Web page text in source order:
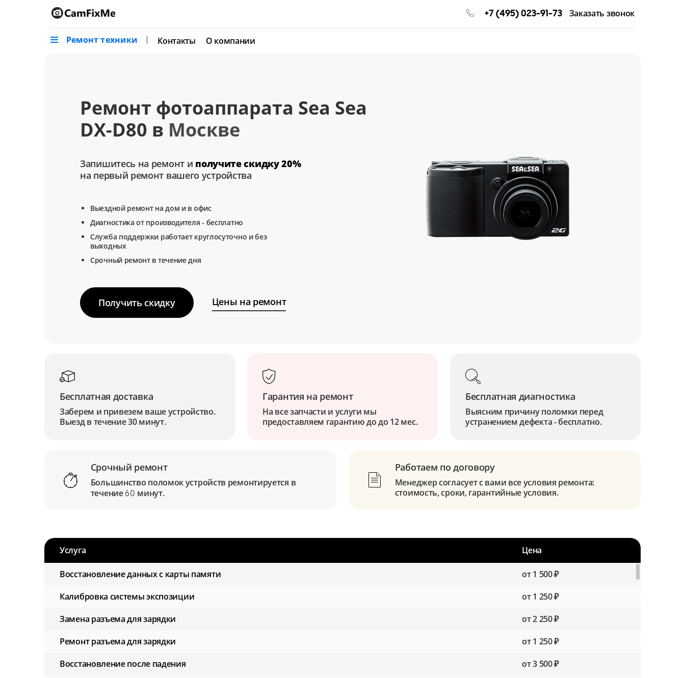
+7 (495) 023-91-73 Заказать звонок
Ремонт техники Контакты О компании
Ремонт фотоаппарата Sea Sea
DX-D80 в Москве
Запишитесь на ремонт и получите скидку 20%
на первый ремонт вашего устройства
Выездной ремонт на дом и в офис
Диагностика от производителя - бесплатно
Служба поддержки работает круглосуточно и без
выходных
Срочный ремонт в течение дня
Получить скидку Цены на ремонт
Бесплатная доставка
Заберем и привезем ваше устройство.
Выезд в течение 30 минут.
Гарантия на ремонт
На все запчасти и услуги мы
предоставляем гарантию до до 12 мес.
Бесплатная диагностика
Выясним причину поломки перед
устранением дефекта - бесплатно.
Срочный ремонт
Большинство поломок устройств ремонтируется в
течение 60 минут.
Работаем по договору
Менеджер согласует с вами все условия ремонта:
стоимость, сроки, гарантийные условия.
Услуга Цена
Восстановление данных с карты памяти
от 1 500 ₽
Калибровка системы экспозиции
от 1 250 ₽
Замена разъема для зарядки
от 2 250 ₽
Ремонт разъема для зарядки
от 1 250 ₽
Восстановление после падения
от 3 500 ₽